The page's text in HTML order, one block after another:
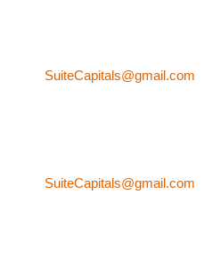
SuiteCapitals@gmail.com
SuiteCapitals@gmail.com